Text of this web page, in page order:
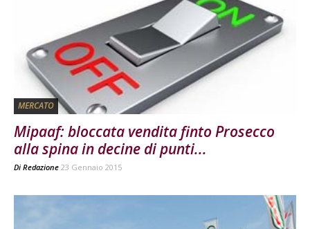
MERCATO
Mipaaf: bloccata vendita finto Prosecco
alla spina in decine di punti...
Di Redazione 23 Gennaio 2015